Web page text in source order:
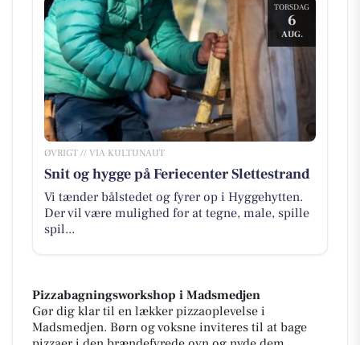
TORSDAG
6
AUG.
ØVRIGT // VIA KULTUNAUT
Snit og hygge på Feriecenter Slettestrand
Vi tænder bålstedet og fyrer op i Hyggehytten.
Der vil være mulighed for at tegne, male, spille
spil...
Pizzabagningsworkshop i Madsmedjen
Gør dig klar til en lækker pizzaoplevelse i
Madsmedjen. Børn og voksne inviteres til at bage